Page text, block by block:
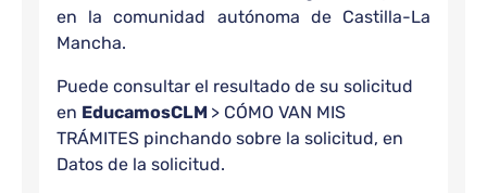
en la comunidad autónoma de Castilla-La
Mancha.
Puede consultar el resultado de su solicitud
en EducamosCLM > CÓMO VAN MIS
TRÁMITES pinchando sobre la solicitud, en
Datos de la solicitud.